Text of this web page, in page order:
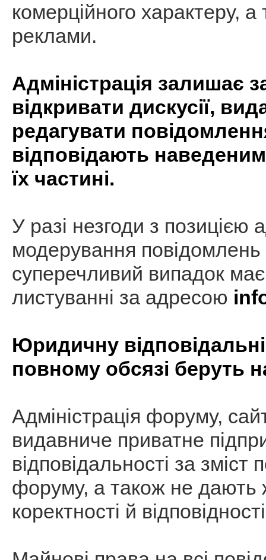
комерційного характеру,
реклами.
Адміністрація залишає
відкривати дискусії,
редагувати
відповідають
їх частині.
У разі незгоди з позицією
модерування
суперечливий випадок
листуванні за адресою
Юридичну
повному обсязі беруть
Адміністрація форуму,
видавниче приватне
відповідальності за зміст
форуму, а також не дають
коректності й